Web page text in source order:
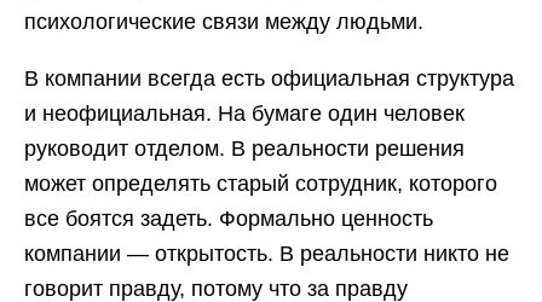
психологические связи между людьми.
В компании всегда есть официальная структура
и неофициальная. На бумаге один человек
руководит отделом. В реальности решения
может определять старый сотрудник, которого
все боятся задеть. Формально ценность
компании — открытость. В реальности никто не
говорит правду, потому что за правду